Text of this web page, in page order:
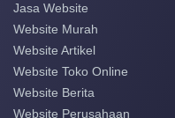
Jasa Website
Website Murah
Website Artikel
Website Toko Online
Website Berita
Website Perusahaan